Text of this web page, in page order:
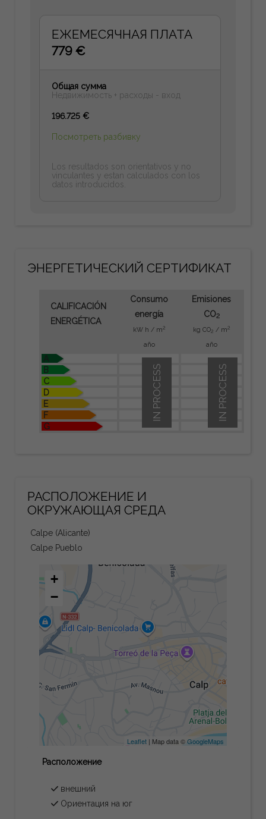
ЕЖЕМЕСЯЧНАЯ ПЛАТА
779 €
Общая сумма
Недвижимость + расходы - вход
196.725 €
Посмотреть разбивку
Los resultados son orientativos y no
vinculantes y estan calculados con los
datos introducidos.
ЭНЕРГЕТИЧЕСКИЙ СЕРТИФИКАТ
CALIFICACIÓN
ENERGÉTICA
Consumo
energía
kW h / m2
año
Emisiones
CO2
kg CO2 / m2
año
A
B
C
D
E
F
G
IN PROCESS
IN PROCESS
РАСПОЛОЖЕНИЕ И
ОКРУЖАЮЩАЯ СРЕДА
Calpe (Alicante)
Calpe Pueblo
+
−
Leaflet| Map data ©GoogleMaps
Расположение
внешний
Ориентация на юг